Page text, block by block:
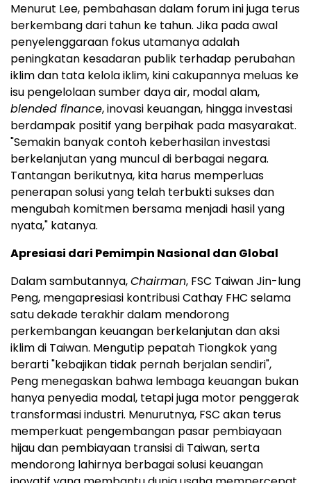
Menurut Lee, pembahasan dalam forum ini juga terus
berkembang dari tahun ke tahun. Jika pada awal
penyelenggaraan fokus utamanya adalah
peningkatan kesadaran publik terhadap perubahan
iklim dan tata kelola iklim, kini cakupannya meluas ke
isu pengelolaan sumber daya air, modal alam,
blended finance, inovasi keuangan, hingga investasi
berdampak positif yang berpihak pada masyarakat.
"Semakin banyak contoh keberhasilan investasi
berkelanjutan yang muncul di berbagai negara.
Tantangan berikutnya, kita harus memperluas
penerapan solusi yang telah terbukti sukses dan
mengubah komitmen bersama menjadi hasil yang
nyata," katanya.
Apresiasi dari Pemimpin Nasional dan Global
Dalam sambutannya,Chairman, FSC Taiwan Jin-lung
Peng, mengapresiasi kontribusi Cathay FHC selama
satu dekade terakhir dalam mendorong
perkembangan keuangan berkelanjutan dan aksi
iklim di Taiwan. Mengutip pepatah Tiongkok yang
berarti "kebajikan tidak pernah berjalan sendiri",
Peng menegaskan bahwa lembaga keuangan bukan
hanya penyedia modal, tetapi juga motor penggerak
transformasi industri. Menurutnya, FSC akan terus
memperkuat pengembangan pasar pembiayaan
hijau dan pembiayaan transisi di Taiwan, serta
mendorong lahirnya berbagai solusi keuangan